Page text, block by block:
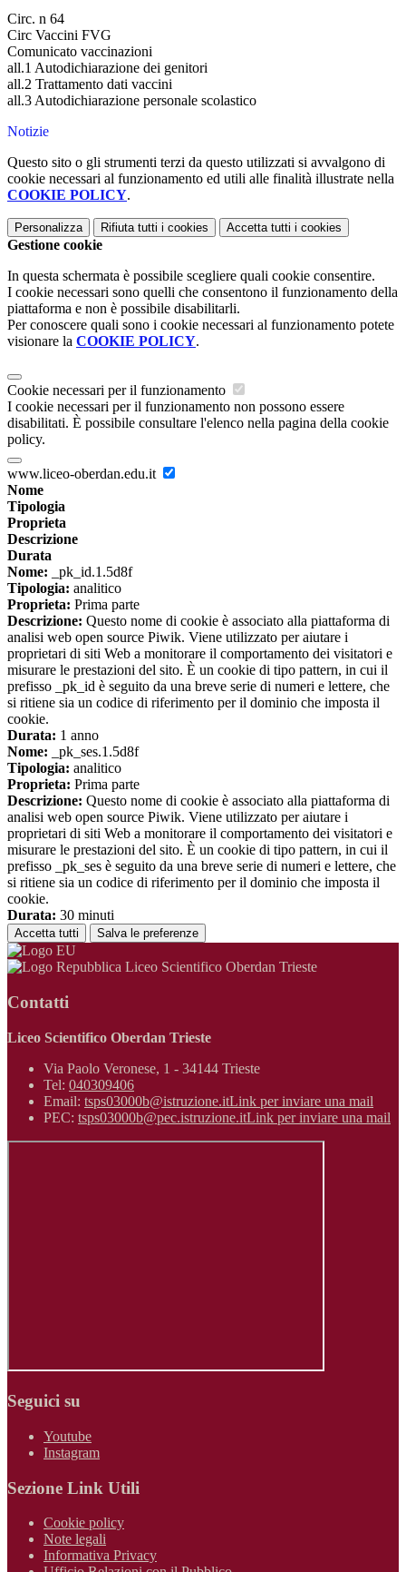
Circ. n 64
Circ Vaccini FVG
Comunicato vaccinazioni
all.1 Autodichiarazione dei genitori
all.2 Trattamento dati vaccini
all.3 Autodichiarazione personale scolastico
Notizie
Questo sito o gli strumenti terzi da questo utilizzati si avvalgono di
cookie necessari al funzionamento ed utili alle finalità illustrate nella
COOKIE POLICY.
Personalizza Rifiuta tutti i cookies Accetta tutti i cookies
Gestione cookie
In questa schermata è possibile scegliere quali cookie consentire.
I cookie necessari sono quelli che consentono il funzionamento della
piattaforma e non è possibile disabilitarli.
Per conoscere quali sono i cookie necessari al funzionamento potete
visionare la COOKIE POLICY.
Cookie necessari per il funzionamento
I cookie necessari per il funzionamento non possono essere
disabilitati. È possibile consultare l'elenco nella pagina della cookie
policy.
www.liceo-oberdan.edu.it
Nome
Tipologia
Proprieta
Descrizione
Durata
Nome: _pk_id.1.5d8f
Tipologia: analitico
Proprieta: Prima parte
Descrizione: Questo nome di cookie è associato alla piattaforma di
analisi web open source Piwik. Viene utilizzato per aiutare i
proprietari di siti Web a monitorare il comportamento dei visitatori e
misurare le prestazioni del sito. È un cookie di tipo pattern, in cui il
prefisso _pk_id è seguito da una breve serie di numeri e lettere, che
si ritiene sia un codice di riferimento per il dominio che imposta il
cookie.
Durata: 1 anno
Nome: _pk_ses.1.5d8f
Tipologia: analitico
Proprieta: Prima parte
Descrizione: Questo nome di cookie è associato alla piattaforma di
analisi web open source Piwik. Viene utilizzato per aiutare i
proprietari di siti Web a monitorare il comportamento dei visitatori e
misurare le prestazioni del sito. È un cookie di tipo pattern, in cui il
prefisso _pk_ses è seguito da una breve serie di numeri e lettere, che
si ritiene sia un codice di riferimento per il dominio che imposta il
cookie.
Durata: 30 minuti
Accetta tutti Salva le preferenze
Liceo Scientifico Oberdan Trieste
Contatti
Liceo Scientifico Oberdan Trieste
Via Paolo Veronese, 1 - 34144 Trieste
Tel: 040309406
Email: tsps03000b@istruzione.itLink per inviare una mail
PEC: tsps03000b@pec.istruzione.itLink per inviare una mail
Seguici su
Youtube
Instagram
Sezione Link Utili
Cookie policy
Note legali
Informativa Privacy